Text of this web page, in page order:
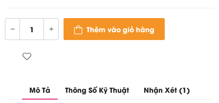
Thêm vào giỏ hàng
Mô Tả Thông Số Kỹ Thuật Nhận Xét (1)